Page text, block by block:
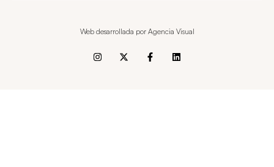
Web desarrollada por Agencia Visual